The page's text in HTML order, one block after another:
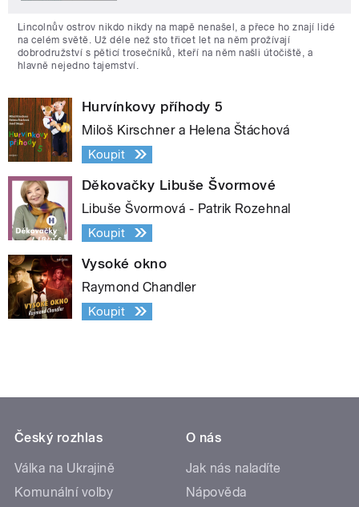
Lincolnův ostrov nikdo nikdy na mapě nenašel, a přece ho znají lidé
na celém světě. Už déle než sto třicet let na něm prožívají
dobrodružství s pěticí trosečníků, kteří na něm našli útočiště, a
hlavně nejedno tajemství.
Hurvínkovy příhody 5
Miloš Kirschner a Helena Štáchová
Koupit
Děkovačky Libuše Švormové
Libuše Švormová - Patrik Rozehnal
Koupit
Vysoké okno
Raymond Chandler
Koupit
Český rozhlas
Válka na Ukrajině
Komunální volby
O nás
Jak nás naladíte
Nápověda